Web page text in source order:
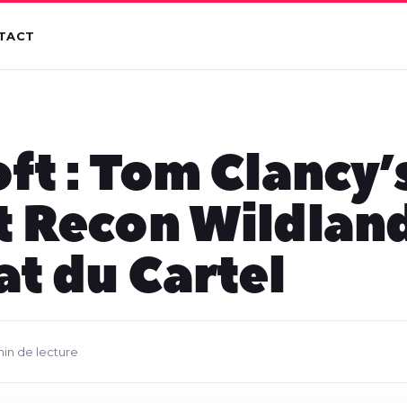
: Tom
Recon
du Cartel
de lecture